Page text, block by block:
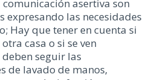
asertiva son
expresando las necesidades
Hay que tener en cuenta si
casa o si se ven
seguir las
de lavado de manos,